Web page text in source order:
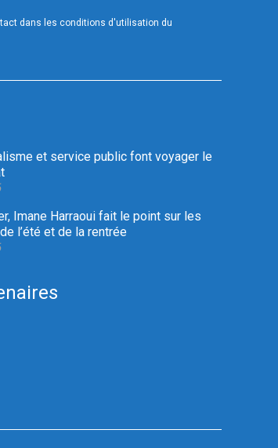
dans les conditions d'utilisation du
et service public font voyager le
Imane Harraoui fait le point sur les
l’été et de la rentrée